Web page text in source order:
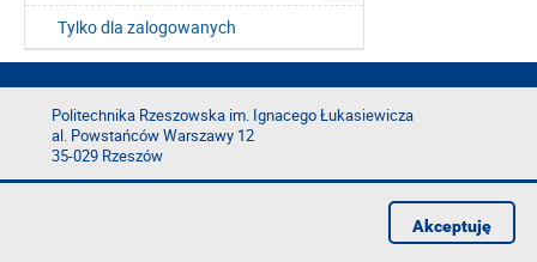
Tylko dla zalogowanych
Politechnika Rzeszowska im. Ignacego Łukasiewicza
al. Powstańców Warszawy 12
35-029 Rzeszów
Akceptuję